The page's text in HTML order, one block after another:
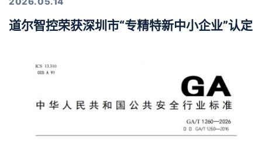
道尔智控荣获深圳市“专精特新中小企业”认定